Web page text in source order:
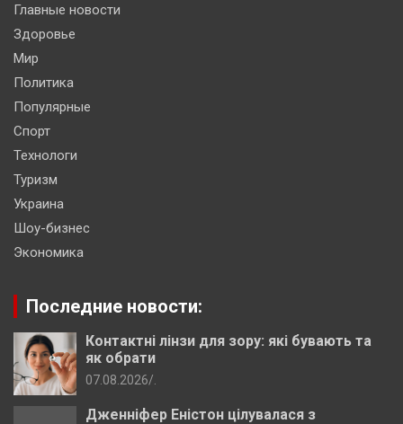
Главные новости
Здоровье
Мир
Политика
Популярные
Спорт
Технологи
Туризм
Украина
Шоу-бизнес
Экономика
Последние новости:
Контактні лінзи для зору: які бувають та
як обрати
07.08.2026
Дженніфер Еністон цілувалася з